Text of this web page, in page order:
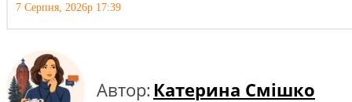
7 Серпня, 2026р 17:39
Автор: Катерина Смішко